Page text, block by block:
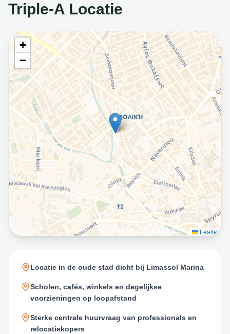
Triple-A Locatie
+
−
Leaflet
Locatie in de oude stad dicht bij Limassol Marina
Scholen, cafés, winkels en dagelijkse
voorzieningen op loopafstand
Sterke centrale huurvraag van professionals en
relocatiekopers